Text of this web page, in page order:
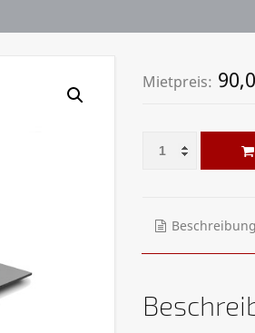
Mietpreis:
Laptop - PRO
Beschreibung